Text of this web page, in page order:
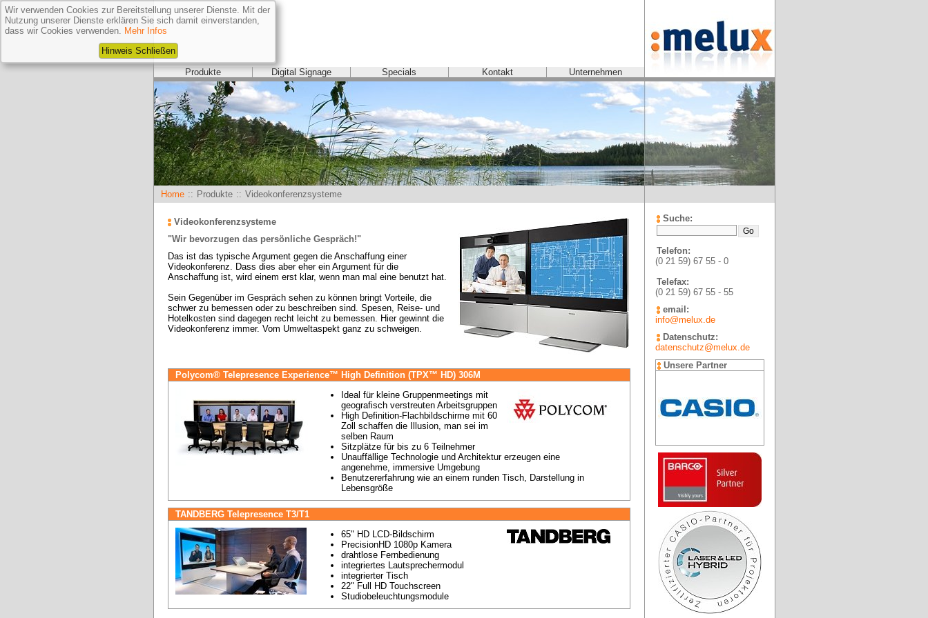
Produkte Digital Signage Specials Kontakt Unternehmen
Home :: Produkte :: Videokonferenzsysteme
Videokonferenzsysteme
"Wir bevorzugen das persönliche Gespräch!"
Das ist das typische Argument gegen die Anschaffung einer
Videokonferenz. Dass dies aber eher ein Argument für die
Anschaffung ist, wird einem erst klar, wenn man mal eine benutzt hat.
Sein Gegenüber im Gespräch sehen zu können bringt Vorteile, die
schwer zu bemessen oder zu beschreiben sind. Spesen, Reise- und
Hotelkosten sind dagegen recht leicht zu bemessen. Hier gewinnt die
Videokonferenz immer. Vom Umweltaspekt ganz zu schweigen.
Polycom® Telepresence Experience™ High Definition (TPX™ HD) 306M
Ideal für kleine Gruppenmeetings mit
geografisch verstreuten Arbeitsgruppen
High Definition-Flachbildschirme mit 60
Zoll schaffen die Illusion, man sei im
selben Raum
Sitzplätze für bis zu 6 Teilnehmer
Unauffällige Technologie und Architektur erzeugen eine
angenehme, immersive Umgebung
Benutzererfahrung wie an einem runden Tisch, Darstellung in
Lebensgröße
TANDBERG Telepresence T3/T1
65" HD LCD-Bildschirm
PrecisionHD 1080p Kamera
drahtlose Fernbedienung
integriertes Lautsprechermodul
integrierter Tisch
22" Full HD Touchscreen
Studiobeleuchtungsmodule
Suche:
Telefon:
(0 21 59) 67 55 - 0
Telefax:
(0 21 59) 67 55 - 55
email:
info@melux.de
Datenschutz:
datenschutz@melux.de
Unsere Partner
Wir verwenden Cookies zur Bereitstellung unserer Dienste. Mit der
Nutzung unserer Dienste erklären Sie sich damit einverstanden,
dass wir Cookies verwenden. Mehr Infos
Hinweis Schließen